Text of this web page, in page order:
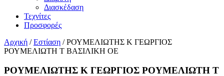
Διασκέδαση
Τεχνίτες
Προσφορές
Αρχική / Εστίαση / ΡΟΥΜΕΛΙΩΤΗΣ Κ ΓΕΩΡΓΙΟΣ
ΡΟΥΜΕΛΙΩΤΗ Τ ΒΑΣΙΛΙΚΗ ΟΕ
ΡΟΥΜΕΛΙΩΤΗΣ Κ ΓΕΩΡΓΙΟΣ ΡΟΥΜΕΛΙΩΤΗ Τ